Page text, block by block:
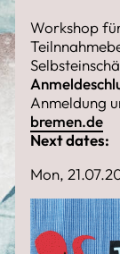
Workshop
Anmeldung
bremen.de
Next dates:
Mon,